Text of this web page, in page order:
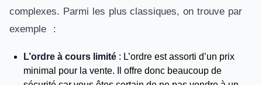
complexes. Parmi les plus classiques, on trouve par
exemple :
L’ordre à cours limité : L’ordre est assorti d’un prix
minimal pour la vente. Il offre donc beaucoup de